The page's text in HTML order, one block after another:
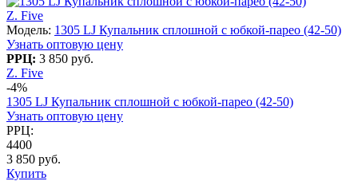
Z. Five
Модель: 1305 LJ Купальник сплошной с юбкой-парео (42-50)
Узнать оптовую цену
РРЦ: 3 850 руб.
Z. Five
-4%
1305 LJ Купальник сплошной с юбкой-парео (42-50)
Узнать оптовую цену
РРЦ:
4400
3 850 руб.
Купить